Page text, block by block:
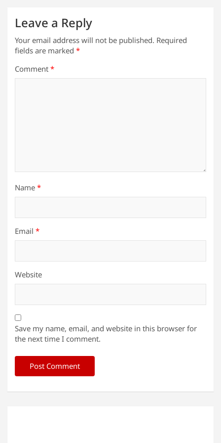
Leave a Reply
Your email address will not be published. Required
fields are marked *
Comment *
Name *
Email *
Website
Save my name, email, and website in this browser for
the next time I comment.